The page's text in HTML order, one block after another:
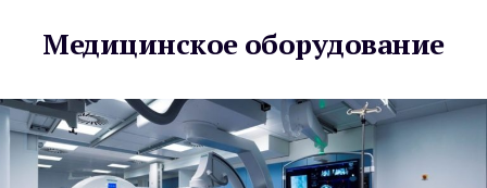
Медицинское оборудование